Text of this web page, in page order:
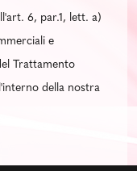
6, par.1, lett. a)
e
Trattamento
della nostra